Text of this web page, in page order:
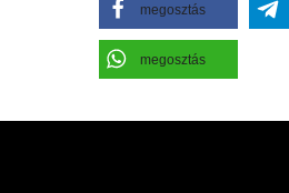
megosztás
megosztás